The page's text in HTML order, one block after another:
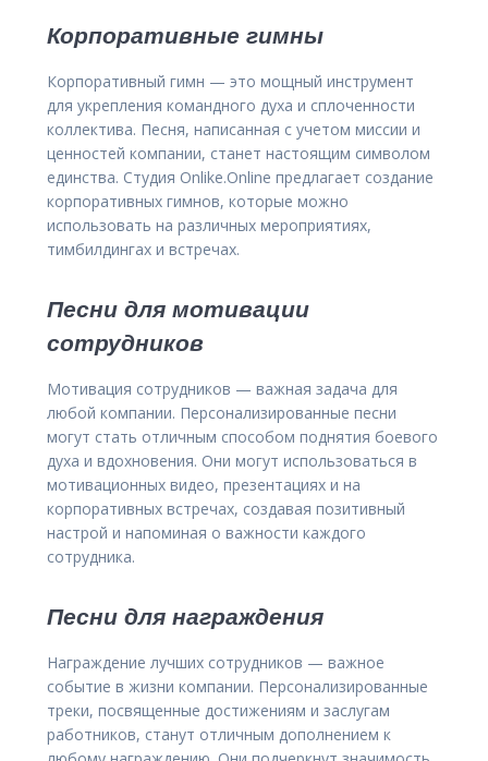
Корпоративные гимны
Корпоративный гимн — это мощный инструмент
для укрепления командного духа и сплоченности
коллектива. Песня, написанная с учетом миссии и
ценностей компании, станет настоящим символом
единства. Студия Onlike.Online предлагает создание
корпоративных гимнов, которые можно
использовать на различных мероприятиях,
тимбилдингах и встречах.
Песни для мотивации
сотрудников
Мотивация сотрудников — важная задача для
любой компании. Персонализированные песни
могут стать отличным способом поднятия боевого
духа и вдохновения. Они могут использоваться в
мотивационных видео, презентациях и на
корпоративных встречах, создавая позитивный
настрой и напоминая о важности каждого
сотрудника.
Песни для награждения
Награждение лучших сотрудников — важное
событие в жизни компании. Персонализированные
треки, посвященные достижениям и заслугам
работников, станут отличным дополнением к